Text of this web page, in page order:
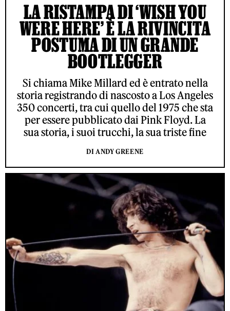
LA RISTAMPA DI ‘WISH YOU
WERE HERE’ È LA RIVINCITA
POSTUMA DI UN GRANDE
BOOTLEGGER
Si chiama Mike Millard ed è entrato nella
storia registrando di nascosto a Los Angeles
350 concerti, tra cui quello del 1975 che sta
per essere pubblicato dai Pink Floyd. La
sua storia, i suoi trucchi, la sua triste fine
DI ANDY GREENE